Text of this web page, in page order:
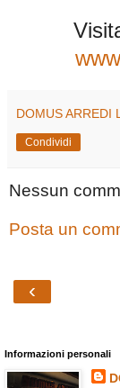
DOMUS ARREDI
Condividi
Nessun
Posta un
‹
Informazioni personali